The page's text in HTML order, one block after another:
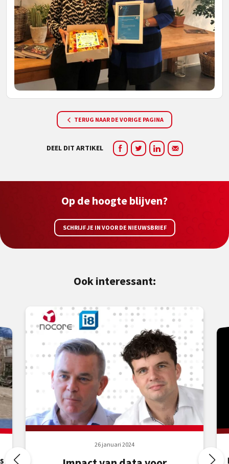
TERUG NAAR DE VORIGE PAGINA
DEEL DIT ARTIKEL
Op de hoogte blijven?
SCHRIJF JE IN VOOR DE NIEUWSBRIEF
Ook interessant:
26 januari 2024